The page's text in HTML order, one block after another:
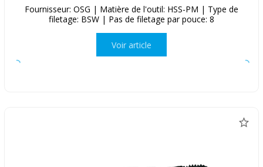
Fournisseur: OSG | Matière de l'outil: HSS-PM | Type de
filetage: BSW | Pas de filetage par pouce: 8
Voir article